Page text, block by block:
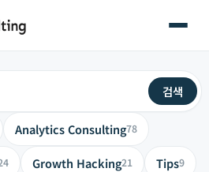
검색
Analytics Consulting78
Growth Hacking21 Tips9